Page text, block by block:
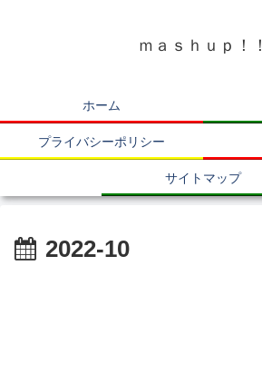
ｍａｓｈｕｐ！！
ホーム
プライバシーポリシー
サイトマップ
2022-10